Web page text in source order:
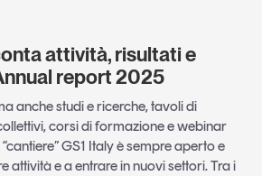
attività, risultati e
report 2025
anche studi e ricerche, tavoli di
corsi di formazione e webinar
GS1 Italy è sempre aperto e
attività e a entrare in nuovi settori. Tra i